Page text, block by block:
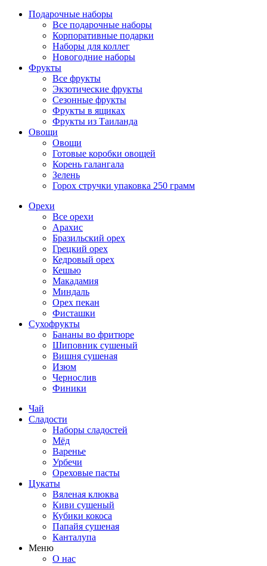
Подарочные наборы
Все подарочные наборы
Корпоративные подарки
Наборы для коллег
Новогодние наборы
Фрукты
Все фрукты
Экзотические фрукты
Сезонные фрукты
Фрукты в ящиках
Фрукты из Таиланда
Овощи
Овощи
Готовые коробки овощей
Корень галангала
Зелень
Горох стручки упаковка 250 грамм
Орехи
Все орехи
Арахис
Бразильский орех
Грецкий орех
Кедровый орех
Кешью
Макадамия
Миндаль
Орех пекан
Фисташки
Сухофрукты
Бананы во фритюре
Шиповник сушеный
Вишня сушеная
Изюм
Чернослив
Финики
Чай
Сладости
Наборы сладостей
Мёд
Варенье
Урбечи
Ореховые пасты
Цукаты
Вяленая клюква
Киви сушеный
Кубики кокоса
Папайя сушеная
Канталупа
Меню
О нас